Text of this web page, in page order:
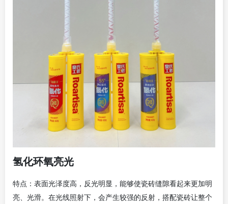
氢化环氧亮光
特点：表面光泽度高，反光明显，能够使瓷砖缝隙看起来更加明
亮、光滑。在光线照射下，会产生较强的反射，搭配瓷砖让整个